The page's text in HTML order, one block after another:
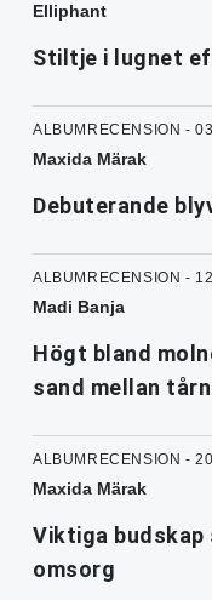
Elliphant
Stiltje i lugnet
ALBUMRECENSION -
Maxida Märak
Debuterande
ALBUMRECENSION -
Madi Banja
Högt bland
sand mellan
ALBUMRECENSION -
Maxida Märak
Viktiga budskap
omsorg